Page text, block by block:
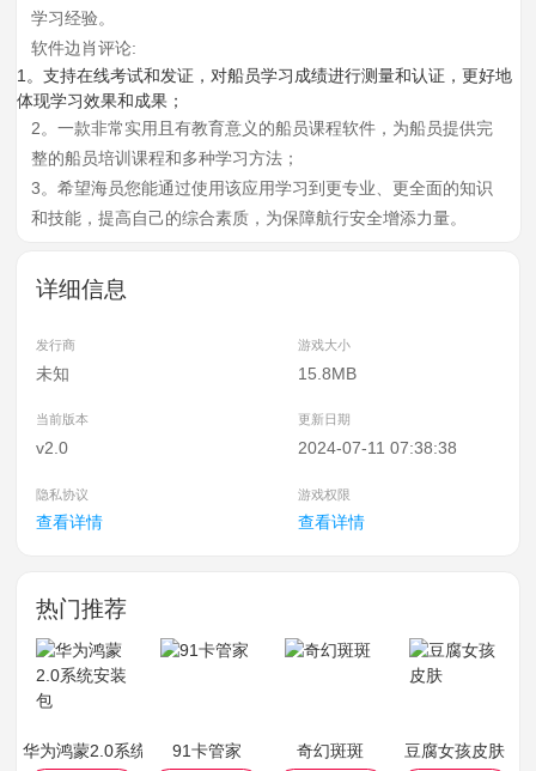
学习经验。
软件边肖评论:
1。支持在线考试和发证，对船员学习成绩进行测量和认证，更好地
体现学习效果和成果；
2。一款非常实用且有教育意义的船员课程软件，为船员提供完
整的船员培训课程和多种学习方法；
3。希望海员您能通过使用该应用学习到更专业、更全面的知识
和技能，提高自己的综合素质，为保障航行安全增添力量。
详细信息
发行商 游戏大小
未知 15.8MB
当前版本 更新日期
v2.0 2024-07-11 07:38:38
隐私协议 游戏权限
查看详情 查看详情
热门推荐
华为鸿蒙2.0系统安装包91卡管家 奇幻斑斑 豆腐女孩皮肤